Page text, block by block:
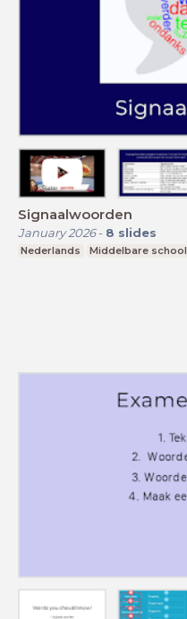
Signaalwoorden
January 2026- 8 slides
Nederlands Middelbare school